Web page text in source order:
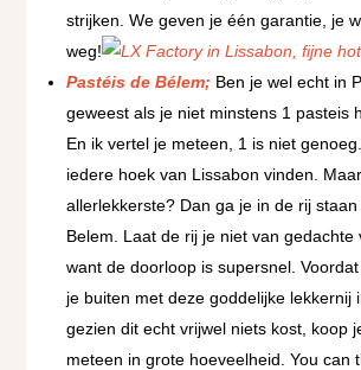
strijken. We geven je één garantie, je
weg!
Pastéis de Bélem; Ben je wel echt in
geweest als je niet minstens 1 pasteis
En ik vertel je meteen, 1 is niet
iedere hoek van Lissabon vinden.
allerlekkerste? Dan ga je in de rij
Belem. Laat de rij je niet van gedachte
want de doorloop is supersnel.
je buiten met deze goddelijke lekkernij
gezien dit echt vrijwel niets kost, koop
meteen in grote hoeveelheid. You can